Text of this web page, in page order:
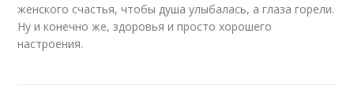
женского счастья, чтобы душа улыбалась, а глаза горели.
Ну и конечно же, здоровья и просто хорошего
настроения.